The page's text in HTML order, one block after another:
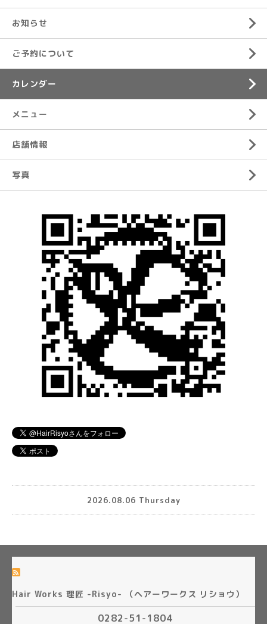
お知らせ
ご予約について
カレンダー
メニュー
店舗情報
写真
2026.08.06 Thursday
Hair Works 理匠 -Risyo- （ヘアーワークス リショウ）
0282-51-1804